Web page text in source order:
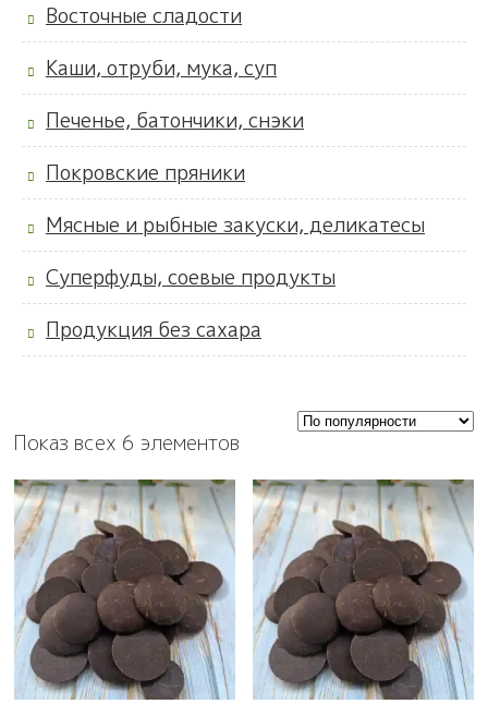
Восточные сладости
Каши, отруби, мука, суп
Печенье, батончики, снэки
Покровские пряники
Мясные и рыбные закуски, деликатесы
Суперфуды, соевые продукты
Продукция без сахара
Показ всех 6 элементов